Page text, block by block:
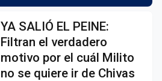
YA SALIÓ EL PEINE:
Filtran el verdadero
motivo por el cuál Milito
no se quiere ir de Chivas